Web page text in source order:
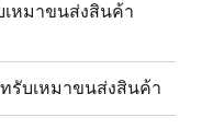
หมาขนส่งสินค้า
รับเหมาขนส่งสินค้า